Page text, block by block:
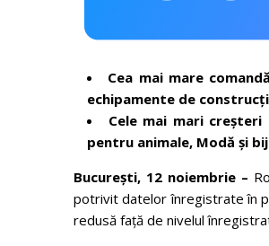
Cea mai mare
echipamente de
Cele mai mari
pentru animale, Modă și
București, 12 noiembrie –
potrivit datelor înregistrate în
redusă față de nivelul